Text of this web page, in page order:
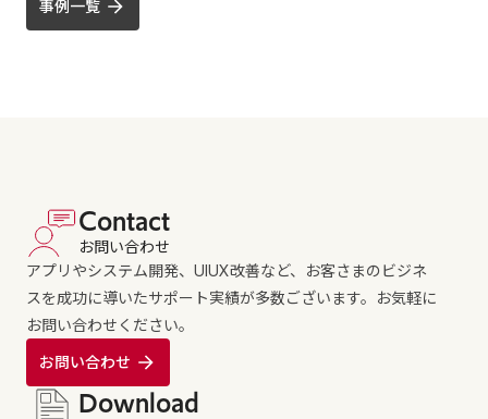
事例一覧
Contact
お問い合わせ
アプリやシステム開発、UIUX改善など、お客さまのビジネ
スを成功に導いたサポート実績が多数ございます。お気軽に
お問い合わせください。
お問い合わせ
Download